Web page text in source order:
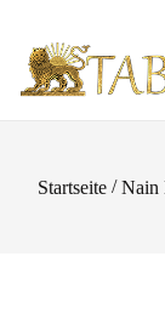
Startseite /Nain